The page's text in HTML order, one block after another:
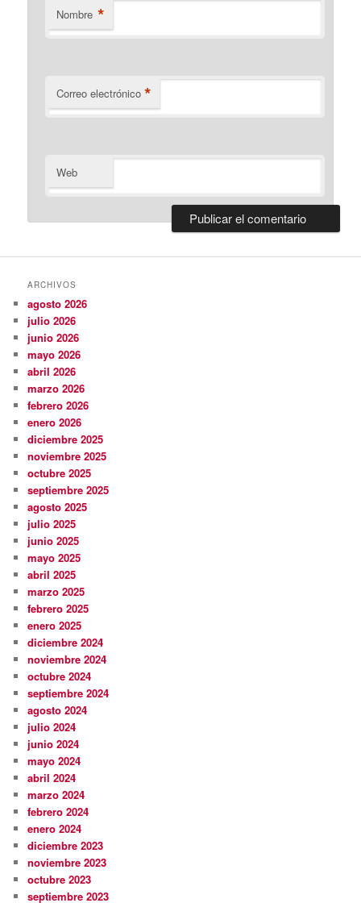
Nombre *
Correo electrónico *
Web
ARCHIVOS
agosto 2026
julio 2026
junio 2026
mayo 2026
abril 2026
marzo 2026
febrero 2026
enero 2026
diciembre 2025
noviembre 2025
octubre 2025
septiembre 2025
agosto 2025
julio 2025
junio 2025
mayo 2025
abril 2025
marzo 2025
febrero 2025
enero 2025
diciembre 2024
noviembre 2024
octubre 2024
septiembre 2024
agosto 2024
julio 2024
junio 2024
mayo 2024
abril 2024
marzo 2024
febrero 2024
enero 2024
diciembre 2023
noviembre 2023
octubre 2023
septiembre 2023